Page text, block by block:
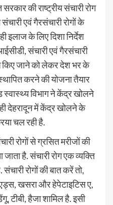
की राष्ट्रीय संचारी रोग
एवं गैरसंचारी रोगों के
इलाज के लिए दिशा निर्देश
संचारी एवं गैरसंचारी
किए जाने को लेकर देश भर के
करने की योजना तैयार
विभाग ने केंद्र खोलने
देहरादून में केंद्र खोलने के
चल रही है.
रोगों से ग्रसित मरीजों की
है. संचारी रोग एक व्यक्ति
रोगों की बात करें तो,
खसरा और हेपेटाइटिस ए,
टीबी, हैजा शामिल है. इसी